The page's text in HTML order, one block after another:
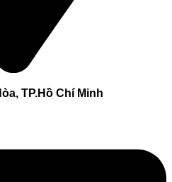
TP.Hồ Chí Minh